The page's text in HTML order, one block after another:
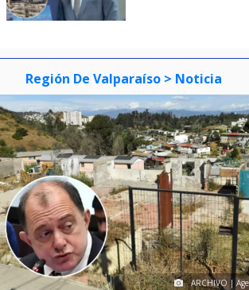
Región De Valparaíso > Noticia
ARCHIVO |